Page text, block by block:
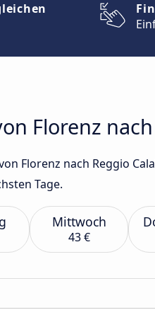
Florenz
Florenz nach Reggio
Tage.
Mittwoch
43 €